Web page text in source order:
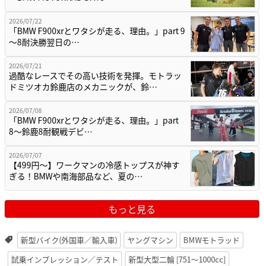
2026/07/22
「BMW F900xrとワタシが走る、理由。」part 9
〜8耐決勝翌日の…
2026/07/21
過酷なレースでその高い技術を発揮。モトラッ
ドミツオカ鈴鹿店のメカニックが、鈴…
2026/07/08
「BMW F900xrとワタシが走る、理由。」part
8〜鈴鹿8耐観戦デビ…
2026/07/07
【499円〜】ワークマンの冷感トップスが神す
ぎる！BMWや南海部品など、夏の…
もっと見る
新型バイク(外国車／輸入車) ヤングマシン
BMWモトラッド
試乗インプレッション／テスト
新型大型二輪 [751〜1000cc]